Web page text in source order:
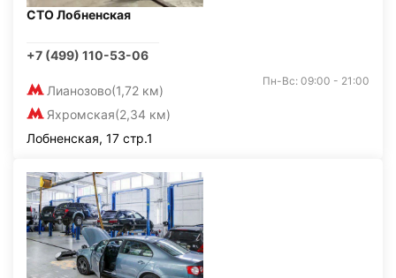
СТО Лобненская
+7 (499) 110-53-06
Лианозово(1,72 км)
Яхромская(2,34 км)
Пн-Вс: 09:00 - 21:00
Лобненская, 17 стр.1